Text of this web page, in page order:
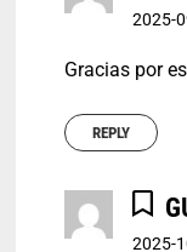
2025-
Gracias por
REPLY
2025-